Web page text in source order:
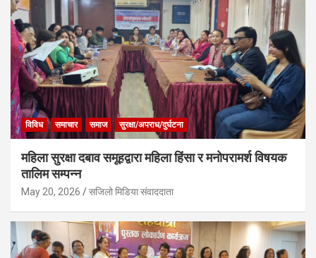
विविध समाचार समाज सुरक्षा/अपराध/दुर्घटना
महिला सुरक्षा दबाव समूहद्वारा महिला हिंसा र मनोपरामर्श विषयक
तालिम सम्पन्न
May 20, 2026 सजिलो मिडिया संवाददाता